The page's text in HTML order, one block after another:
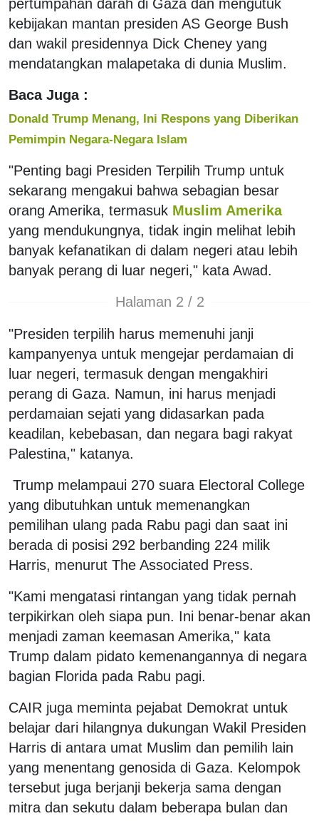
pertumpahan darah di Gaza dan mengutuk
kebijakan mantan presiden AS George Bush
dan wakil presidennya Dick Cheney yang
mendatangkan malapetaka di dunia Muslim.
Baca Juga :
Donald Trump Menang, Ini Respons yang Diberikan
Pemimpin Negara-Negara Islam
"Penting bagi Presiden Terpilih Trump untuk
sekarang mengakui bahwa sebagian besar
orang Amerika, termasuk Muslim Amerika
yang mendukungnya, tidak ingin melihat lebih
banyak kefanatikan di dalam negeri atau lebih
banyak perang di luar negeri," kata Awad.
Halaman 2 / 2
"Presiden terpilih harus memenuhi janji
kampanyenya untuk mengejar perdamaian di
luar negeri, termasuk dengan mengakhiri
perang di Gaza. Namun, ini harus menjadi
perdamaian sejati yang didasarkan pada
keadilan, kebebasan, dan negara bagi rakyat
Palestina," katanya.
Trump melampaui 270 suara Electoral College
yang dibutuhkan untuk memenangkan
pemilihan ulang pada Rabu pagi dan saat ini
berada di posisi 292 berbanding 224 milik
Harris, menurut The Associated Press.
"Kami mengatasi rintangan yang tidak pernah
terpikirkan oleh siapa pun. Ini benar-benar akan
menjadi zaman keemasan Amerika," kata
Trump dalam pidato kemenangannya di negara
bagian Florida pada Rabu pagi.
CAIR juga meminta pejabat Demokrat untuk
belajar dari hilangnya dukungan Wakil Presiden
Harris di antara umat Muslim dan pemilih lain
yang menentang genosida di Gaza. Kelompok
tersebut juga berjanji bekerja sama dengan
mitra dan sekutu dalam beberapa bulan dan